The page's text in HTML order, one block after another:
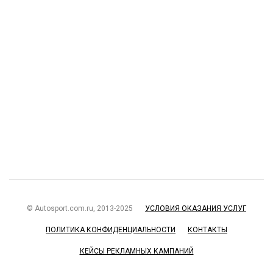
© Autosport.com.ru, 2013-2025 УСЛОВИЯ ОКАЗАНИЯ УСЛУГ
ПОЛИТИКА КОНФИДЕНЦИАЛЬНОСТИ КОНТАКТЫ
КЕЙСЫ РЕКЛАМНЫХ КАМПАНИЙ